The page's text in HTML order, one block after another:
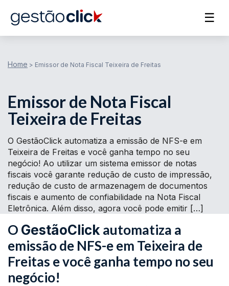
☰
Home > Emissor de Nota Fiscal Teixeira de Freitas
Emissor de Nota Fiscal
Teixeira de Freitas
O GestãoClick automatiza a emissão de NFS-e em
Teixeira de Freitas e você ganha tempo no seu
negócio! Ao utilizar um sistema emissor de notas
fiscais você garante redução de custo de impressão,
redução de custo de armazenagem de documentos
fiscais e aumento de confiabilidade na Nota Fiscal
Eletrônica. Além disso, agora você pode emitir […]
O GestãoClick automatiza a
emissão de NFS-e em Teixeira de
Freitas e você ganha tempo no seu
negócio!